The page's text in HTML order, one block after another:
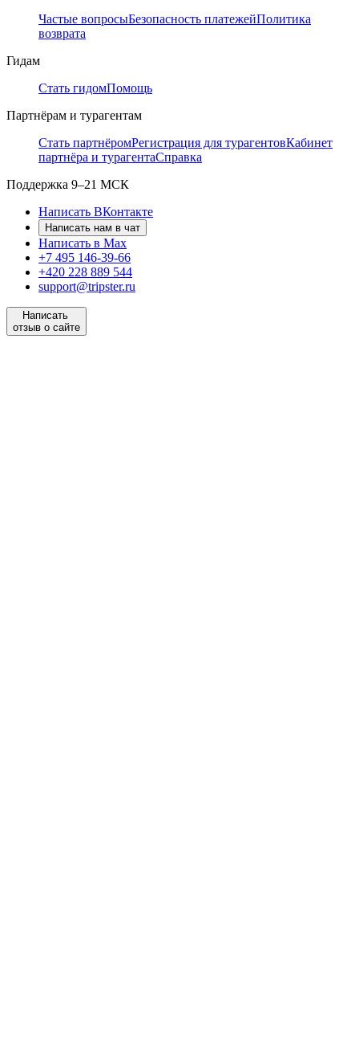
Частые вопросыБезопасность платежейПолитика
возврата
Гидам
Стать гидомПомощь
Партнёрам и турагентам
Стать партнёромРегистрация для турагентовКабинет
партнёра и турагентаСправка
Поддержка 9–21 МСК
Написать ВКонтакте
Написать нам в чат
Написать в Max
+7 495 146-39-66
+420 228 889 544
support@tripster.ru
Написать
отзыв о сайте